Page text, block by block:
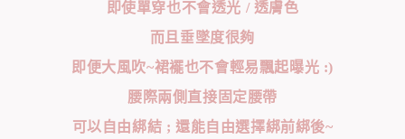
即使單穿也不會透光 / 透膚色
而且垂墜度很夠
即便大風吹~裙襬也不會輕易飄起曝光 :)
腰際兩側直接固定腰帶
可以自由綁結 ; 還能自由選擇綁前綁後~